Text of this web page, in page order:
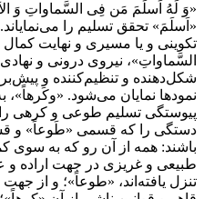
«وَ لَهُ اَسلَمَ مَن فِى السَّماواتِ وَ
«اَسلَمَ» تحقق تسليم را
تكوينى و يا مسيرى و نهايت
السَّماواتِ»، نيروى درونى و
شكل‌دهنده و تنظيم‌كننده و
نمودها نمايان مى‌شود.
پيوستگى تسليم طوعى و كرهى را
دستگى را كه قسمى «طَوعاً» و
باشند: همه از آن رو كه به سوى
طبيعى و غريزى در جهت اراده و
تنزل يافته‌اند، «طوعاً»؛ و از